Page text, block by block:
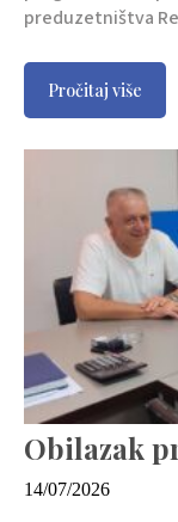
preduzetništva
Pročitaj više
Obilazak
14/07/2026